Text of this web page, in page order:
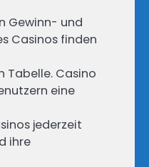
Gewinn- und
Casinos finden
Tabelle. Casino
eine
jederzeit
ihre